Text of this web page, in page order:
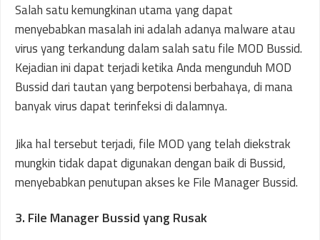
Salah satu kemungkinan utama yang dapat
menyebabkan masalah ini adalah adanya malware atau
virus yang terkandung dalam salah satu file MOD Bussid.
Kejadian ini dapat terjadi ketika Anda mengunduh MOD
Bussid dari tautan yang berpotensi berbahaya, di mana
banyak virus dapat terinfeksi di dalamnya.
Jika hal tersebut terjadi, file MOD yang telah diekstrak
mungkin tidak dapat digunakan dengan baik di Bussid,
menyebabkan penutupan akses ke File Manager Bussid.
3. File Manager Bussid yang Rusak